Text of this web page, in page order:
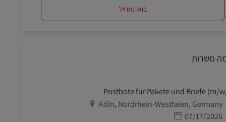
בואו נתחיל
משרות
Postbote für Pakete und Briefe (m/
מיקום
Köln, Nordrhein-Westfalen, Germany
תאריך פרסום
07/17/2026